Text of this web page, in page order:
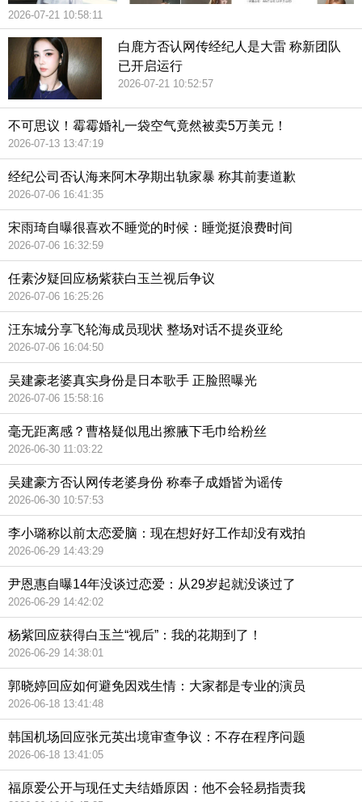
2026-07-21 10:58:11
白鹿方否认网传经纪人是大雷 称新团队
已开启运行
2026-07-21 10:52:57
不可思议！霉霉婚礼一袋空气竟然被卖5万美元！
2026-07-13 13:47:19
经纪公司否认海来阿木孕期出轨家暴 称其前妻道歉
2026-07-06 16:41:35
宋雨琦自曝很喜欢不睡觉的时候：睡觉挺浪费时间
2026-07-06 16:32:59
任素汐疑回应杨紫获白玉兰视后争议
2026-07-06 16:25:26
汪东城分享飞轮海成员现状 整场对话不提炎亚纶
2026-07-06 16:04:50
吴建豪老婆真实身份是日本歌手 正脸照曝光
2026-07-06 15:58:16
毫无距离感？曹格疑似甩出擦腋下毛巾给粉丝
2026-06-30 11:03:22
吴建豪方否认网传老婆身份 称奉子成婚皆为谣传
2026-06-30 10:57:53
李小璐称以前太恋爱脑：现在想好好工作却没有戏拍
2026-06-29 14:43:29
尹恩惠自曝14年没谈过恋爱：从29岁起就没谈过了
2026-06-29 14:42:02
杨紫回应获得白玉兰“视后”：我的花期到了！
2026-06-29 14:38:01
郭晓婷回应如何避免因戏生情：大家都是专业的演员
2026-06-18 13:41:48
韩国机场回应张元英出境审查争议：不存在程序问题
2026-06-18 13:41:05
福原爱公开与现任丈夫结婚原因：他不会轻易指责我